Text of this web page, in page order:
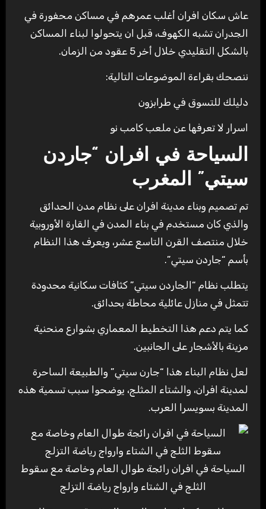
عاش سكان افران أغلب عمرهم في مساكن محفورة في
الجدران تشبه الكهوف، قبل ان يتحولوا لبناء المساكن
بالشكل التقليدي خلال أخر 5 عقود من الزمان.
ننصحك بقراءة الموضوعات التالية:
دليلك للتسوق في طرابزون
اسرار لا تعرفها عن ملعب كامب نو
السياحة في افران “جاردن
سيتي” المغرب
تم تصميم وبناء مدينة افران على نظام مدن الحدائق
والذي كان مستخدم في بناء المدن في القارة الأوروبية
خلال منتصف القرن التاسع عشر، ويعرف هذا النظام
بأسم “جاردن سيتي”.
يتطلب نظام “الجاردن سيتي” كثافات سكانية محدودة
تتمثل في منازل عائلية محاطة بحدائق.
كما يتم دعم هذا التخطيط المعماري بشوارع منحنية
مزينة بالأشجار على الجانبين.
لعل نظام البناء هذا “جارن سيتي” والطبيعة الساحرة
لمدينة افران، والشتاء المثلج، يوضحوا سبب تسمية هذه
المدينة بسويسرا العرب.
السياحة في افران رائجة طوال العام وخاصة مع سقوط
الثلج في الشتاء وارواج رياضة التزلج